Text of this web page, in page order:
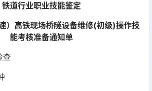
铁道行业职业技能鉴定
）高铁现场桥隧设备维修(初级)操作技
能考核准备通知单
查